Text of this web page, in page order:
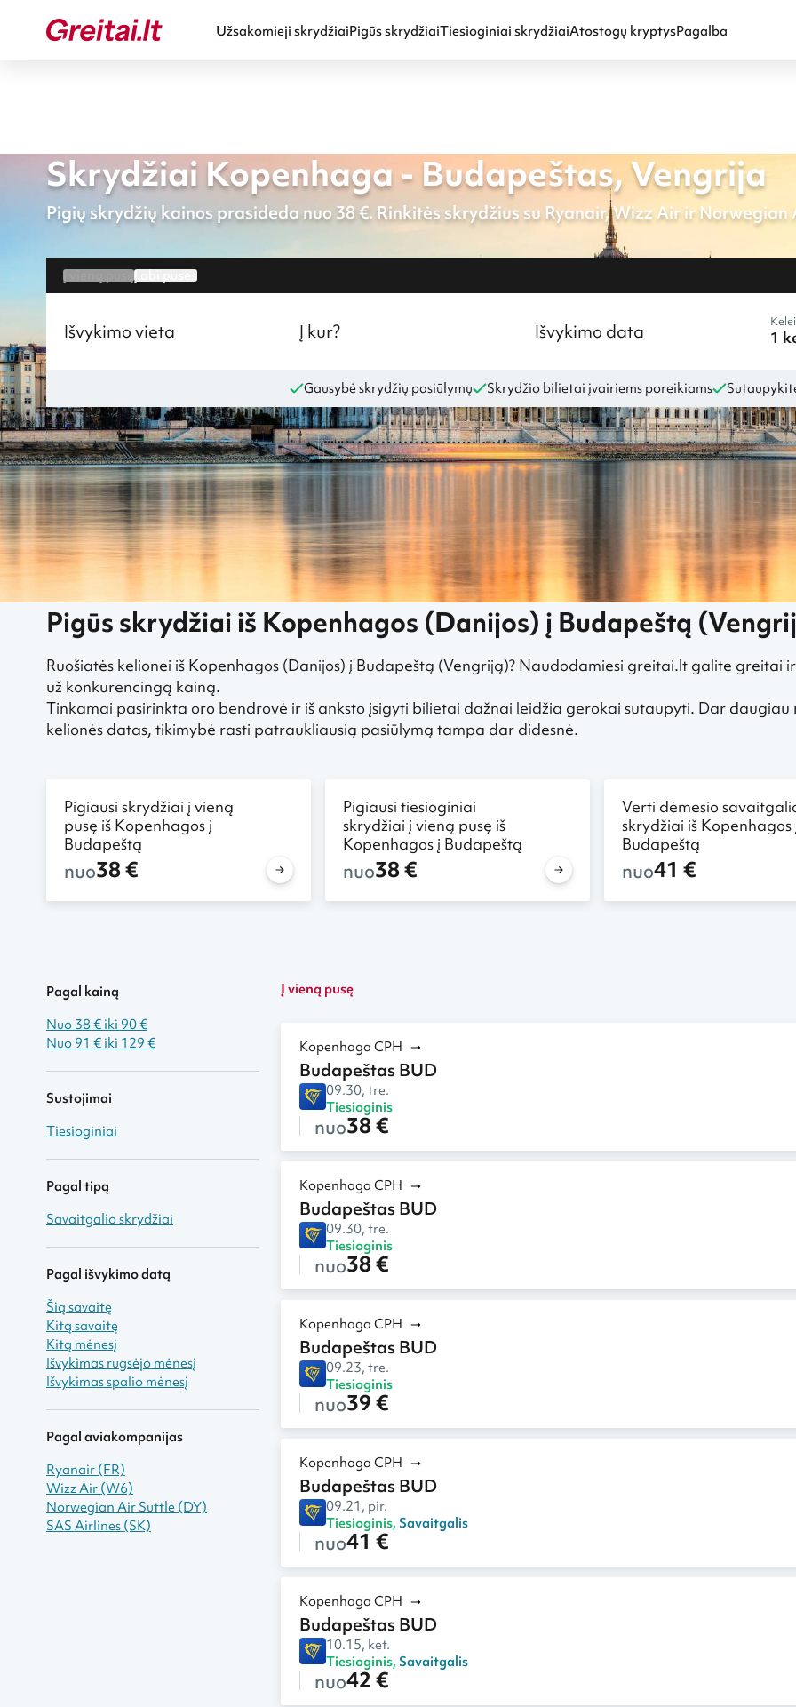
Užsakomieji skrydžiaiPigūs skrydžiaiTiesioginiai skrydžiaiAtostogų kryptysPagalba
Skrydžiai Kopenhaga - Budapeštas, Vengrija
Pigių skrydžių kainos prasideda nuo 38 €. Rinkitės skrydžius su Ryanair, Wizz Air ir Norwegian
Į vieną pusęĮ abi puses
Išvykimo vieta Į kur? Išvykimo data
Gausybė skrydžių pasiūlymų Skrydžio bilietai įvairiems poreikiams
„Greitai.lt“ Pigūs skrydžiai Pigūs skrydžiai iš Kopenhagos Pigūs skrydžiai iš Kopenhagos į Budapeštą, Vengriją
Pigūs skrydžiai iš Kopenhagos (Danijos) į Budapeštą
Ruošiatės kelionei iš Kopenhagos (Danijos) į Budapeštą (Vengriją)? Naudodamiesi greitai.lt galite greitai
už konkurencingą kainą.
Tinkamai pasirinkta oro bendrovė ir iš anksto įsigyti bilietai dažnai leidžia gerokai sutaupyti. Dar
kelionės datas, tikimybė rasti patraukliausią pasiūlymą tampa dar didesnė.
Pigiausi skrydžiai į vieną
pusę iš Kopenhagos į
Budapeštą
nuo38 €
Pigiausi tiesioginiai
skrydžiai į vieną pusę iš
Kopenhagos į Budapeštą
nuo38 €
Verti dėmesio
skrydžiai iš Kopenhagos
Budapeštą
nuo41 €
Pagal kainą
Nuo 38 € iki 90 €
Nuo 91 € iki 129 €
Sustojimai
Tiesioginiai
Pagal tipą
Savaitgalio skrydžiai
Pagal išvykimo datą
Šią savaitę
Kitą savaitę
Kitą mėnesį
Išvykimas rugsėjo mėnesį
Išvykimas spalio mėnesį
Pagal aviakompanijas
Ryanair (FR)
Wizz Air (W6)
Norwegian Air Suttle (DY)
SAS Airlines (SK)
Į vieną pusę
Kopenhaga CPH
Budapeštas BUD
09.30, tre.
Tiesioginis
nuo38 €
Kopenhaga CPH
Budapeštas BUD
09.30, tre.
Tiesioginis
nuo38 €
Kopenhaga CPH
Budapeštas BUD
09.23, tre.
Tiesioginis
nuo39 €
Kopenhaga CPH
Budapeštas BUD
09.21, pir.
Tiesioginis, Savaitgalis
nuo41 €
Kopenhaga CPH
Budapeštas BUD
10.15, ket.
Tiesioginis, Savaitgalis
nuo42 €